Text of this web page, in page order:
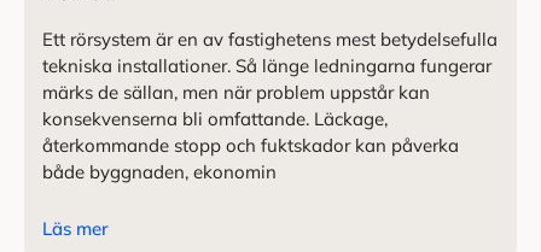
Ett rörsystem är en av fastighetens mest betydelsefulla
tekniska installationer. Så länge ledningarna fungerar
märks de sällan, men när problem uppstår kan
konsekvenserna bli omfattande. Läckage,
återkommande stopp och fuktskador kan påverka
både byggnaden, ekonomin
Läs mer